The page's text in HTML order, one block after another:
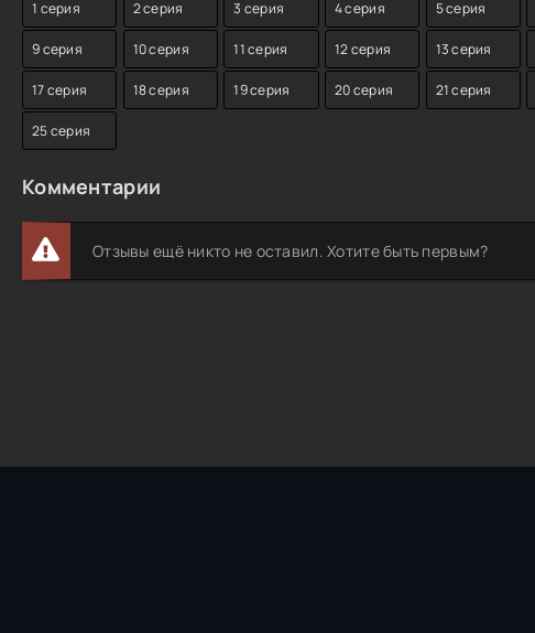
1 серия 2 серия 3 серия 4 серия 5 серия
9 серия 10 серия 11 серия 12 серия 13 серия
17 серия 18 серия 19 серия 20 серия 21 серия
25 серия
Комментарии
Отзывы ещё никто не оставил. Хотите быть первым?